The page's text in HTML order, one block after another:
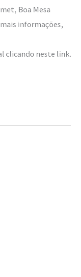
Boa Mesa
informações,
clicando neste link.